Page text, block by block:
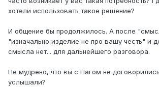
хотели использовать такое решение?
И общение бы продолжилось. А после
"изначально изделие не про вашу честь" и
смысла нет... для дальнейшего разговора.
Не мудрено, что вы с Нагом не
услышали?